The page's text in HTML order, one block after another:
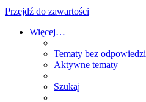
Przejdź do zawartości
Więcej…
Tematy bez odpowiedzi
Aktywne tematy
Szukaj